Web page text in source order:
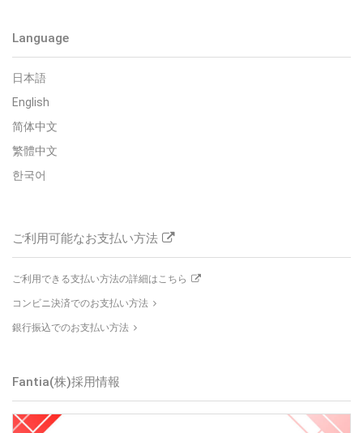
Language
日本語
English
简体中文
繁體中文
한국어
ご利用可能なお支払い方法
ご利用できる支払い方法の詳細はこちら
コンビニ決済でのお支払い方法
銀行振込でのお支払い方法
Fantia(株)採用情報